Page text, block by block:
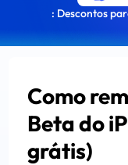
: Descontos
Como
Beta do
grátis)